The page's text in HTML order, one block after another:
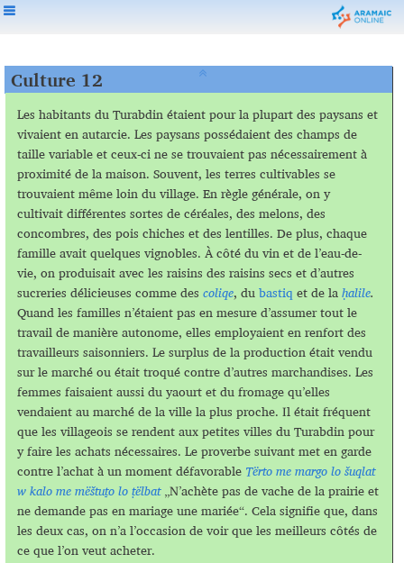
Culture 12
Les habitants du Turabdin étaient pour la plupart des paysans et
vivaient en autarcie. Les paysans possédaient des champs de
taille variable et ceux-ci ne se trouvaient pas nécessairement à
proximité de la maison. Souvent, les terres cultivables se
trouvaient même loin du village. En règle générale, on y
cultivait différentes sortes de céréales, des melons, des
concombres, des pois chiches et des lentilles. De plus, chaque
famille avait quelques vignobles. À côté du vin et de l’eau-de-
vie, on produisait avec les raisins des raisins secs et d’autres
sucreries délicieuses comme descoliqe, dubastiq et de laḥalile.
Quand les familles n’étaient pas en mesure d’assumer tout le
travail de manière autonome, elles employaient en renfort des
travailleurs saisonniers. Le surplus de la production était vendu
sur le marché ou était troqué contre d’autres marchandises. Les
femmes faisaient aussi du yaourt et du fromage qu’elles
vendaient au marché de la ville la plus proche. Il était fréquent
que les villageois se rendent aux petites villes du Turabdin pour
y faire les achats nécessaires. Le proverbe suivant met en garde
contre l’achat à un moment défavorable Tërto me margo lo šuqlat
w kalo me mëštuṯo lo ṭëlbat„N’achète pas de vache de la prairie et
ne demande pas en mariage une mariée“. Cela signifie que, dans
les deux cas, on n’a l’occasion de voir que les meilleurs côtés de
ce que l’on veut acheter.